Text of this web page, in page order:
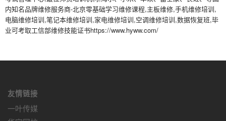
内知名品牌维修服务商-北京零基础学习维修课程,主板维修,手机维修培训,
电脑维修培训,笔记本维修培训,家电维修培训,空调维修培训,数据恢复班,毕
业可考取工信部维修技能证书https://www.hyww.com/
友情链接
一叶传媒